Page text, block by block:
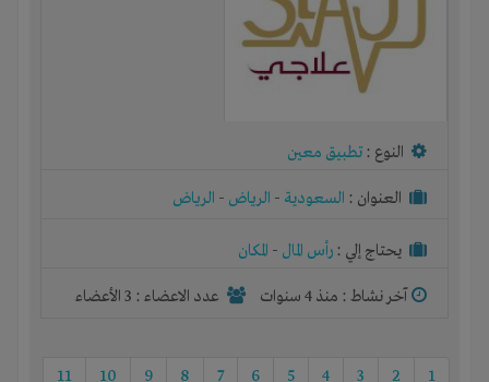
النوع : تطبيق معين
العنوان : السعودية - الرياض - الرياض
يحتاج إلي : رأس المال - المكان
آخر نشاط : منذ 4 سنوات عدد الاعضاء : 3 الأعضاء
1
2
3
4
5
6
7
8
9
10
11